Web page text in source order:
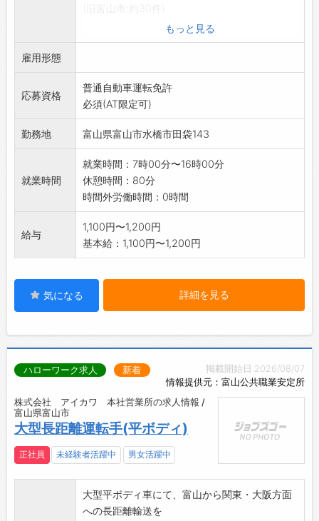
変更範囲:その他会社業務全般
もっと見る
雇用形態
応募資格
普通自動車運転免許
必須(AT限定可)
勤務地 富山県富山市水橋市田袋143
就業時間
就業時間：7時00分〜16時00分
休憩時間：80分
時間外労働時間：0時間
給与
1,100円〜1,200円
基本給：1,100円〜1,200円
気になる 詳細を見る
掲載開始日:2026/08/07
情報提供元：富山公共職業安定所
ハローワーク求人 新着
株式会社 アイカワ 本社営業所の求人情報 /
富山県富山市
大型長距離運転手(平ボディ)
正社員 未経験者活躍中 男女活躍中
大型平ボディ車にて、富山から関東・大阪方面
への長距離輸送を